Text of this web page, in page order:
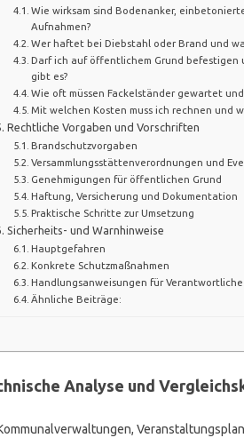
Wie wirksam sind Bodenanker,
Aufnahmen?
Wer haftet bei Diebstahl oder Brand und
Darf ich auf öffentlichem Grund
gibt es?
Wie oft müssen Fackelständer gewartet
Mit welchen Kosten muss ich rechnen und
Rechtliche Vorgaben und Vorschriften
Brandschutzvorgaben
Versammlungsstättenverordnungen und
Genehmigungen für öffentlichen Grund
Haftung, Versicherung und Dokumentation
Praktische Schritte zur Umsetzung
Sicherheits- und Warnhinweise
Hauptgefahren
Konkrete Schutzmaßnahmen
Handlungsanweisungen für Verantwortliche
Ähnliche Beiträge:
Analyse und